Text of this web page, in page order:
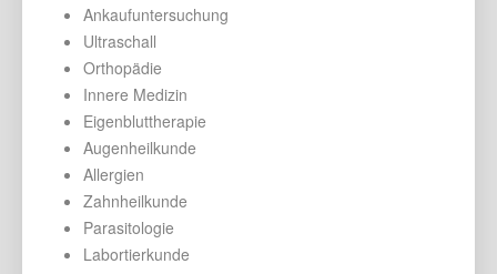
Ankaufuntersuchung
Ultraschall
Orthopädie
Innere Medizin
Eigenbluttherapie
Augenheilkunde
Allergien
Zahnheilkunde
Parasitologie
Labortierkunde